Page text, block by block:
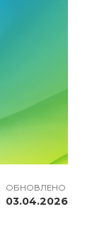
ОБНОВЛЕНО
03.04.2026